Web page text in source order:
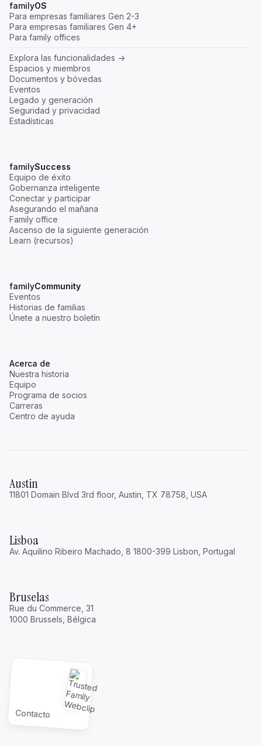
familyOS
Para empresas familiares Gen 2-3
Para empresas familiares Gen 4+
Para family offices
Explora las funcionalidades ->
Espacios y miembros
Documentos y bóvedas
Eventos
Legado y generación
Seguridad y privacidad
Estadísticas
familySuccess
Equipo de éxito
Gobernanza inteligente
Conectar y participar
Asegurando el mañana
Family office
Ascenso de la siguiente generación
Learn (recursos)
familyCommunity
Eventos
Historias de familias
Únete a nuestro boletín
Acerca de
Nuestra historia
Equipo
Programa de socios
Carreras
Centro de ayuda
Austin
11801 Domain Blvd 3rd floor, Austin, TX 78758, USA
Lisboa
Av. Aquilino Ribeiro Machado, 8 1800-399 Lisbon, Portugal
Bruselas
Rue du Commerce, 31
1000 Brussels, Bélgica
Contacto